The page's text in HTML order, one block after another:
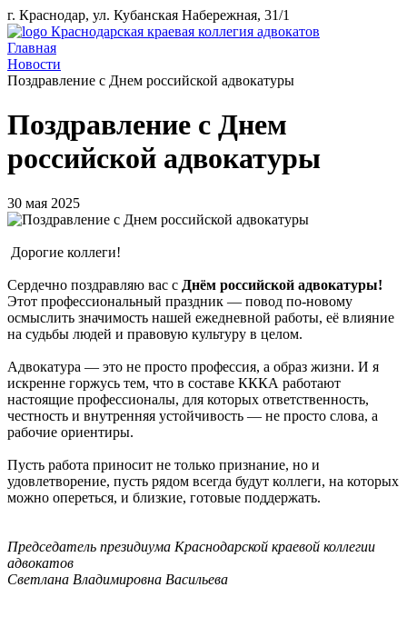
г. Краснодар, ул. Кубанская Набережная, 31/1
Краснодарская краевая коллегия адвокатов
Главная
Новости
Поздравление с Днем российской адвокатуры
Поздравление с Днем
российской адвокатуры
30 мая 2025
Дорогие коллеги!
Сердечно поздравляю вас с Днём российской адвокатуры!
Этот профессиональный праздник — повод по-новому
осмыслить значимость нашей ежедневной работы, её влияние
на судьбы людей и правовую культуру в целом.
Адвокатура — это не просто профессия, а образ жизни. И я
искренне горжусь тем, что в составе КККА работают
настоящие профессионалы, для которых ответственность,
честность и внутренняя устойчивость — не просто слова, а
рабочие ориентиры.
Пусть работа приносит не только признание, но и
удовлетворение, пусть рядом всегда будут коллеги, на которых
можно опереться, и близкие, готовые поддержать.
Председатель президиума Краснодарской краевой коллегии
адвокатов
Светлана Владимировна Васильева